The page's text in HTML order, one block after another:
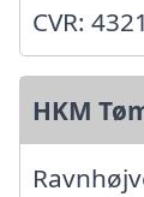
CVR:
HKM